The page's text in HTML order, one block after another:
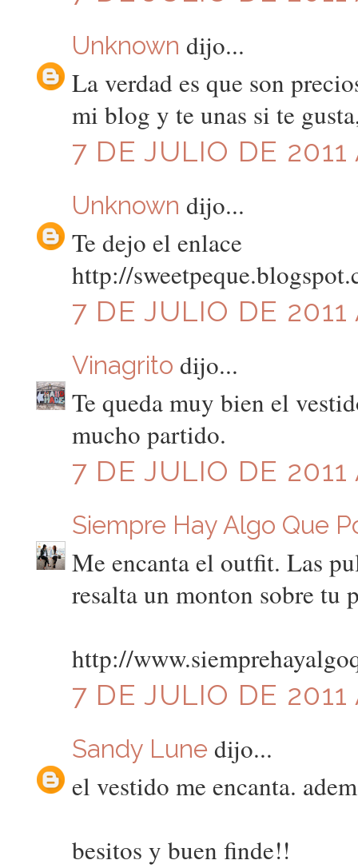
Unknown dijo...
La verdad es que son
mi blog y te unas si te
7 DE JULIO DE
Unknown dijo...
Te dejo el enlace
http://
7 DE JULIO DE 2011
Vinagrito dijo...
Te queda muy bien el
mucho partido.
7 DE JULIO DE
Siempre Hay Algo Que
Me encanta el outfit. Las
resalta un monton sobre tu
http://
7 DE JULIO DE 2011
Sandy Lune dijo...
el vestido me encanta.
besitos y buen finde!!